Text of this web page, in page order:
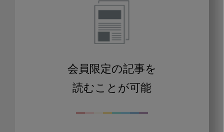
会員限定の記事を
読むことが可能